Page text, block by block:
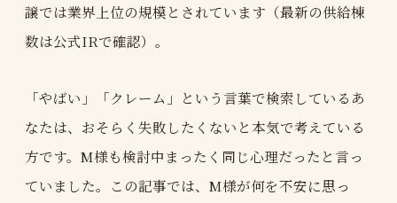
譲では業界上位の規模とされています（最新の供給棟
数は公式IRで確認）。
「やばい」「クレーム」という言葉で検索しているあ
なたは、おそらく失敗したくないと本気で考えている
方です。M様も検討中まったく同じ心理だったと言っ
ていました。この記事では、M様が何を不安に思っ